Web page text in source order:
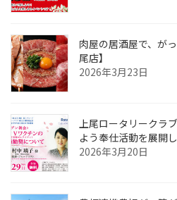
肉屋の居酒屋で、が
尾店】
2026年3月23日
上尾ロータリークラ
よう奉仕活動を展開
2026年3月20日